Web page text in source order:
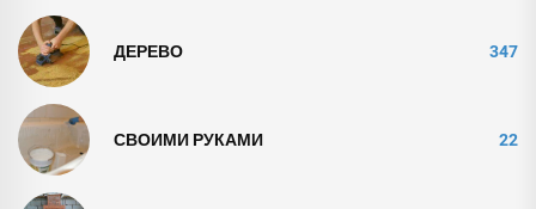
ДЕРЕВО 347
СВОИМИ РУКАМИ 22